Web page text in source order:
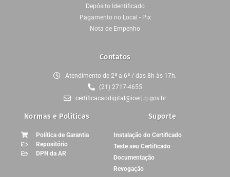
Depósito Identificado
Pagamento no Local - Pix
Nota de Empenho
Contatos
Atendimento de 2ª a 6ª / das 8h às 17h.
(21) 2717-4655
certificacaodigital@ioerj.rj.gov.br
Normas e Políticas
Política de Garantia
Repositório
DPN da AR
Suporte
Instalação do Certificado
Teste seu Certificado
Documentação
Revogação